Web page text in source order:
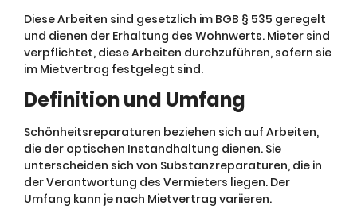
Diese Arbeiten sind gesetzlich im BGB § 535 geregelt
und dienen der Erhaltung des Wohnwerts. Mieter sind
verpflichtet, diese Arbeiten durchzuführen, sofern sie
im Mietvertrag festgelegt sind.
Definition und Umfang
Schönheitsreparaturen beziehen sich auf Arbeiten,
die der optischen Instandhaltung dienen. Sie
unterscheiden sich von Substanzreparaturen, die in
der Verantwortung des Vermieters liegen. Der
Umfang kann je nach Mietvertrag variieren.